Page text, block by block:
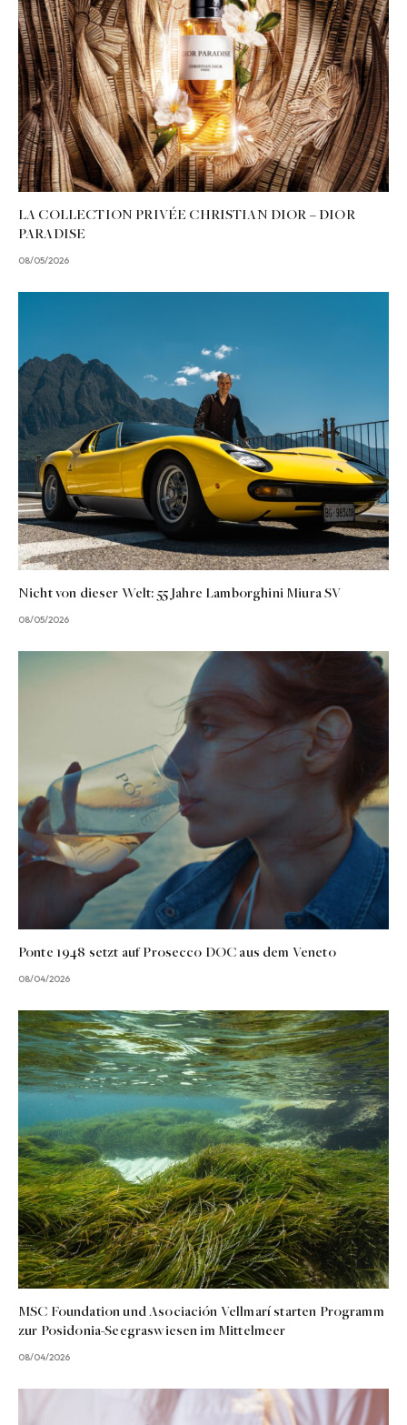
LA COLLECTION PRIVÉE CHRISTIAN DIOR – DIOR
PARADISE
08/05/2026
Nicht von dieser Welt: 55 Jahre Lamborghini Miura SV
08/05/2026
Ponte 1948 setzt auf Prosecco DOC aus dem Veneto
08/04/2026
MSC Foundation und Asociación Vellmarí starten Programm
zur Posidonia-Seegraswiesen im Mittelmeer
08/04/2026